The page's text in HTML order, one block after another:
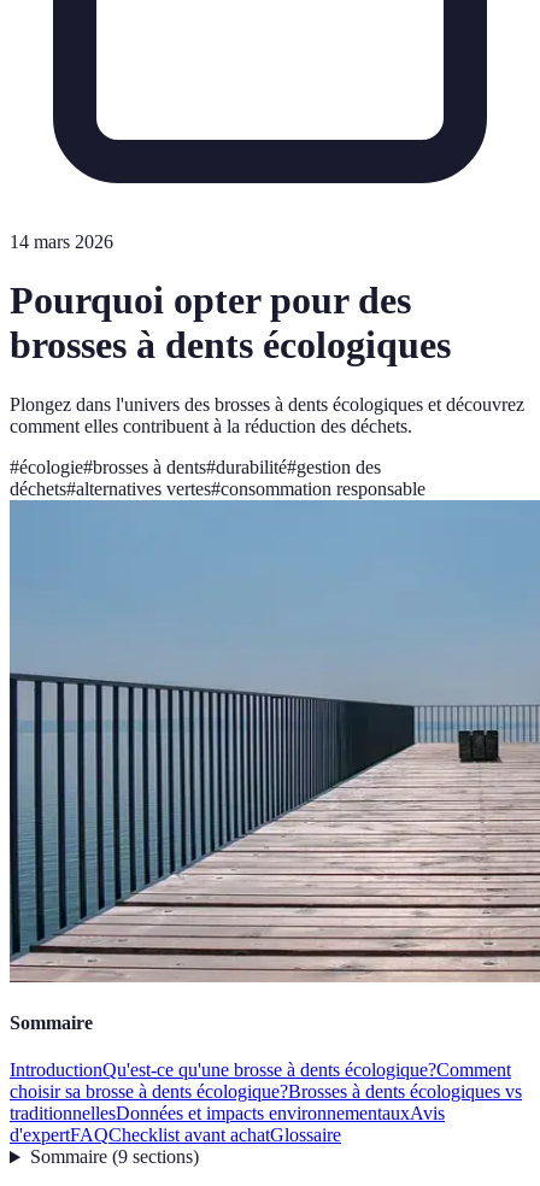
14 mars 2026
Pourquoi opter pour des
brosses à dents écologiques
Plongez dans l'univers des brosses à dents écologiques et découvrez
comment elles contribuent à la réduction des déchets.
#écologie#brosses à dents#durabilité#gestion des
déchets#alternatives vertes#consommation responsable
Sommaire
IntroductionQu'est-ce qu'une brosse à dents écologique?Comment
choisir sa brosse à dents écologique?Brosses à dents écologiques vs
traditionnellesDonnées et impacts environnementauxAvis
d'expertFAQChecklist avant achatGlossaire
Sommaire(9 sections)